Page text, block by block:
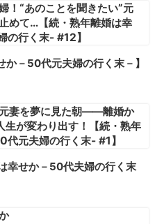
！“あのことを聞きたい”元
めて…【続・熟年離婚は幸
行く末- #12】
－50代元夫婦の行く末－】
妻を夢に見た朝――離婚か
生が変わり出す！【続・熟年
元夫婦の行く末- #1】
せか－50代夫婦の行く末